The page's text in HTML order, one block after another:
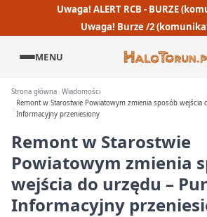
Uwaga! ALERT RCB - BURZE
Uwaga! Burze /2
MENU
Strona główna Wiadomości
Remont w Starostwie Powiatowym zmienia sposób wejścia
Informacyjny przeniesiony
Remont w Starostwie
Powiatowym zmienia
wejścia do urzędu –
Informacyjny